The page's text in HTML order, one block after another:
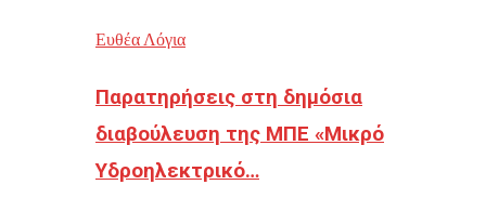
Ευθέα Λόγια
Παρατηρήσεις στη δημόσια
διαβούλευση της ΜΠΕ «Μικρό
Υδροηλεκτρικό…